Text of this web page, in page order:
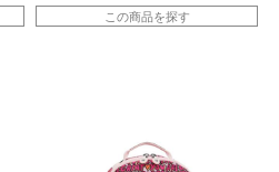
この商品を探す